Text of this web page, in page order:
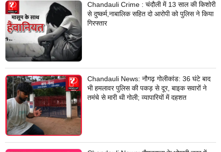
Chandauli Crime : चंदौली में 13 साल की किशोरी
से दुष्कर्म,नाबालिक सहित दो आरोपी को पुलिस ने किया
गिरफ्तार
Chandauli News: नौगढ़ गोलीकांड: 36 घंटे बाद
भी हमलावर पुलिस की पकड़ से दूर, बाइक सवारों ने
तमंचे से मारी थी गोली; व्यापारियों में दहशत